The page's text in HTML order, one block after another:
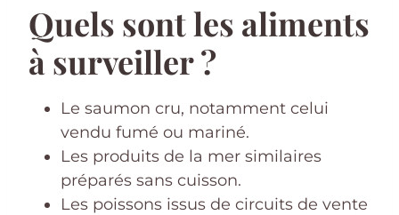
Quels sont les aliments
à surveiller ?
Le saumon cru, notamment celui
vendu fumé ou mariné.
Les produits de la mer similaires
préparés sans cuisson.
Les poissons issus de circuits de vente